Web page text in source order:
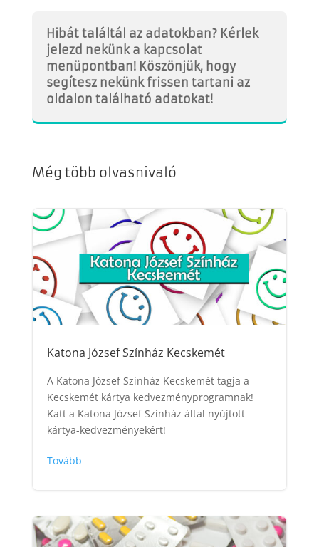
Hibát találtál az adatokban? Kérlek
jelezd nekünk a kapcsolat
menüpontban! Köszönjük, hogy
segítesz nekünk frissen tartani az
oldalon található adatokat!
Még több olvasnivaló
Katona József Színház Kecskemét
A Katona József Színház Kecskemét tagja a
Kecskemét kártya kedvezményprogramnak!
Katt a Katona József Színház által nyújtott
kártya-kedvezményekért!
Tovább